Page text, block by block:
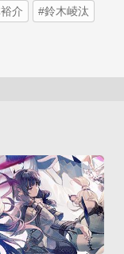
介 #鈴木崚汰